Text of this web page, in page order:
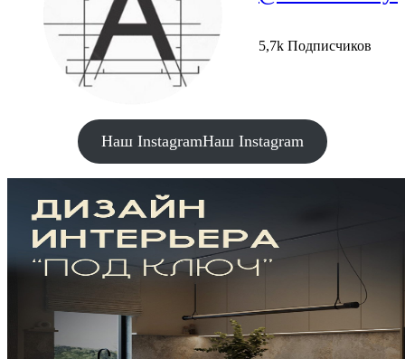
5,7k Подписчиков
Наш InstagramНаш Instagram